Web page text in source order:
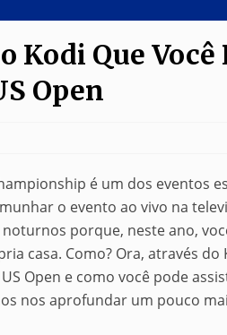
Kodi Que Você
Open
é um dos eventos
o evento ao vivo na
noturnos porque, neste ano,
casa. Como? Ora, através
Open e como você pode
nos aprofundar um pouco